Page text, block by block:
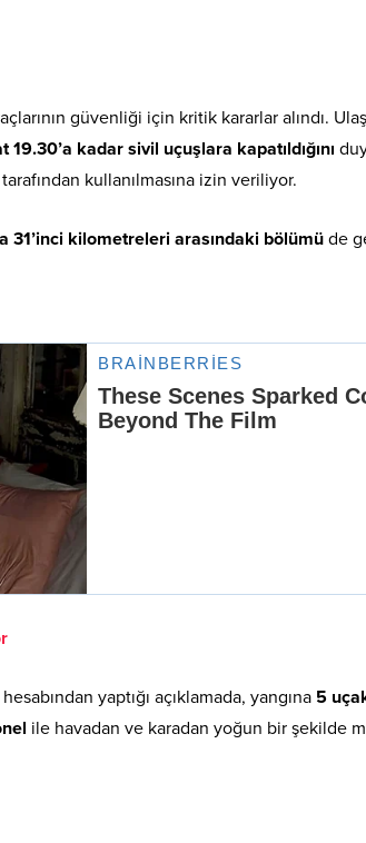
güvenliği için kritik kararlar alındı.
kadar sivil uçuşlara kapatıldığını
kullanılmasına izin veriliyor.
31’inci kilometreleri arasındaki bölümü de
yaptığı açıklamada, yangına 5
ile havadan ve karadan yoğun bir şekilde